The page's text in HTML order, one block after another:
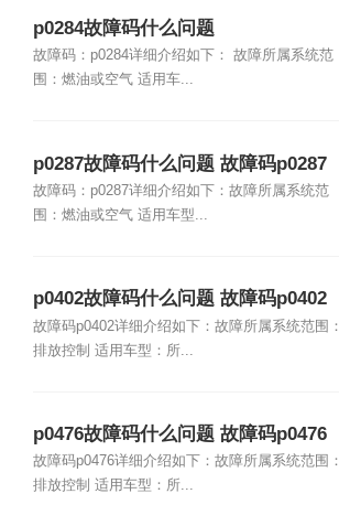
p0284故障码什么问题
故障码：p0284详细介绍如下： 故障所属系统范
围：燃油或空气 适用车...
p0287故障码什么问题 故障码p0287
故障原因
故障码：p0287详细介绍如下：故障所属系统范
围：燃油或空气 适用车型...
p0402故障码什么问题 故障码p0402
故障原因
故障码p0402详细介绍如下：故障所属系统范围：
排放控制 适用车型：所...
p0476故障码什么问题 故障码p0476
故障原因
故障码p0476详细介绍如下：故障所属系统范围：
排放控制 适用车型：所...